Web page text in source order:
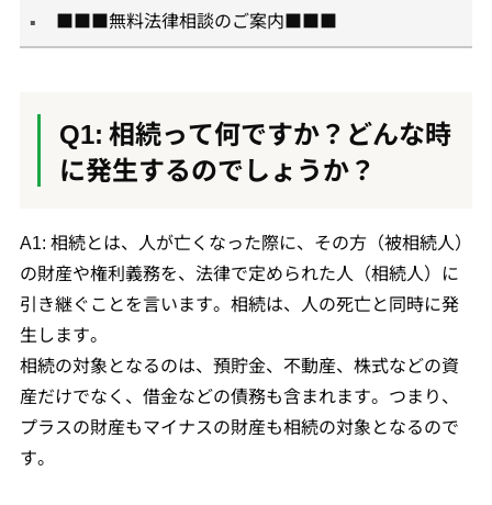
■■■無料法律相談のご案内■■■
Q1: 相続って何ですか？どんな時
に発生するのでしょうか？
A1: 相続とは、人が亡くなった際に、その方（被相続人）
の財産や権利義務を、法律で定められた人（相続人）に
引き継ぐことを言います。相続は、人の死亡と同時に発
生します。
相続の対象となるのは、預貯金、不動産、株式などの資
産だけでなく、借金などの債務も含まれます。つまり、
プラスの財産もマイナスの財産も相続の対象となるので
す。